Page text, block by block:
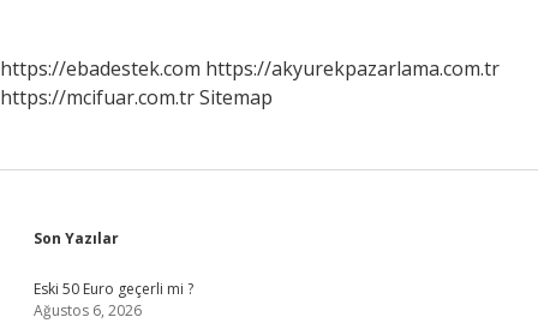
https://ebadestek.com https://akyurekpazarlama.com.tr
https://mcifuar.com.trSitemap
Sidebar
Son Yazılar
Eski 50 Euro geçerli mi ?
Ağustos 6, 2026